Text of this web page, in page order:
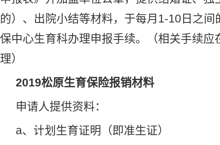
的）、出院小结等材料，于每月1-10日之间
保中心生育科办理申报手续。（相关手续应
理）
2019松原生育保险报销材料
申请人提供资料：
a、计划生育证明（即准生证）